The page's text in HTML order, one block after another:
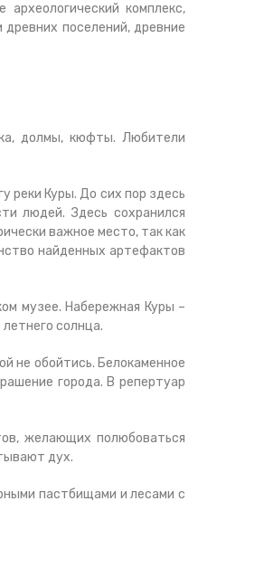
комплекс,
поселений, древние
долмы, кюфты. Любители
реки Куры. До сих пор здесь
людей. Здесь сохранился
важное место, так как
найденных артефактов
музее. Набережная Куры –
солнца.
не обойтись. Белокаменное
города. В репертуар
желающих полюбоваться
дух.
пастбищами и лесами с